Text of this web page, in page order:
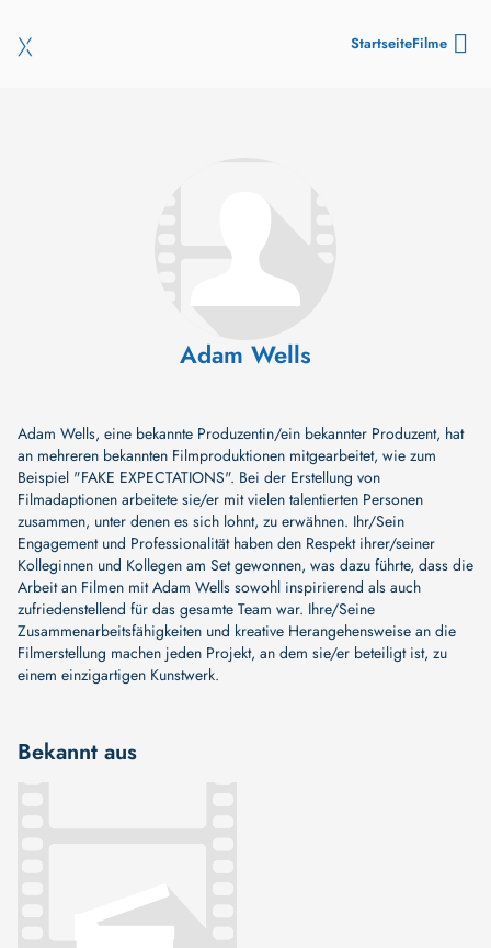
StartseiteFilme
Adam Wells
Adam Wells, eine bekannte Produzentin/ein bekannter Produzent, hat
an mehreren bekannten Filmproduktionen mitgearbeitet, wie zum
Beispiel "FAKE EXPECTATIONS". Bei der Erstellung von
Filmadaptionen arbeitete sie/er mit vielen talentierten Personen
zusammen, unter denen es sich lohnt, zu erwähnen. Ihr/Sein
Engagement und Professionalität haben den Respekt ihrer/seiner
Kolleginnen und Kollegen am Set gewonnen, was dazu führte, dass die
Arbeit an Filmen mit Adam Wells sowohl inspirierend als auch
zufriedenstellend für das gesamte Team war. Ihre/Seine
Zusammenarbeitsfähigkeiten und kreative Herangehensweise an die
Filmerstellung machen jeden Projekt, an dem sie/er beteiligt ist, zu
einem einzigartigen Kunstwerk.
Bekannt aus